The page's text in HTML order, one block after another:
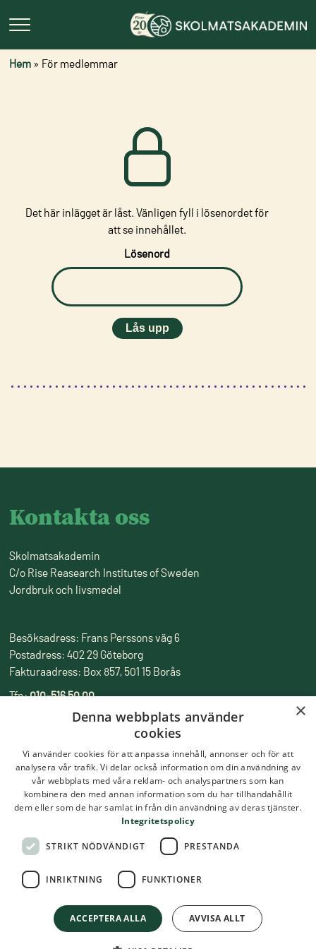
Hem » För medlemmar
Det här inlägget är låst. Vänligen fyll i lösenordet för
att se innehållet.
Lösenord
Kontakta oss
Skolmatsakademin
C/o Rise Reasearch Institutes of Sweden
Jordbruk och livsmedel
Besöksadress: Frans Perssons väg 6
Postadress: 402 29 Göteborg
Fakturaadress: Box 857, 501 15 Borås
Tfn:010-516 50 00
skolmatsakademin@ri.se ×
Denna webbplats använder
cookies
Vi använder cookies för att anpassa innehåll, annonser och för att
analysera vår trafik. Vi delar också information om din användning av
vår webbplats med våra reklam- och analyspartners som kan
kombinera den med annan information som du har tillhandahållit
dem eller som de har samlat in från din användning av deras tjänster.
Integritetspolicy
STRIKT NÖDVÄNDIGT PRESTANDA
INRIKTNING FUNKTIONER
ACCEPTERA ALLA AVVISA ALLT